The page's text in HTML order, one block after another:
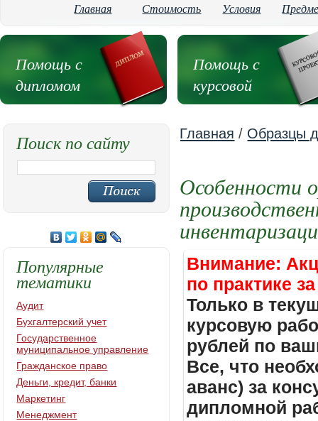
Главная Стоимость Условия
Помощь с
дипломом
Помощь с
курсовой
Главная / Образцы
Особенности
Внимание:
по практике
Только в
курсовую
рублей по
Все, что
аванс) за
дипломной
Поиск по сайту
Популярные
тематики
Аудит
Бухгалтерский учет
Государственное
муниципальное управление
Гражданское право
Деньги, кредит, банки
Маркетинг
Менеджмент